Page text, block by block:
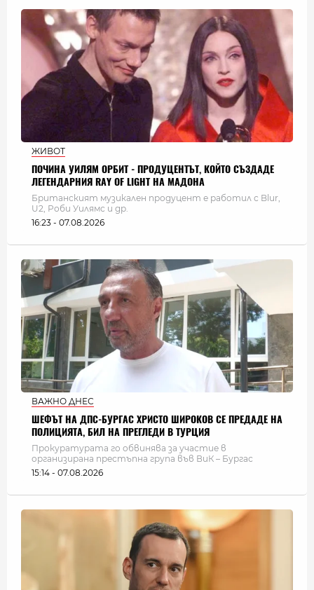
ЖИВОТ
ПОЧИНА УИЛЯМ ОРБИТ - ПРОДУЦЕНТЪТ, КОЙТО СЪЗДАДЕ
ЛЕГЕНДАРНИЯ RAY OF LIGHT НА МАДОНА
Британският музикален продуцент е работил с Blur,
U2, Роби Уилямс и др.
16:23 - 07.08.2026
ВАЖНО ДНЕС
ШЕФЪТ НА ДПС-БУРГАС ХРИСТО ШИРОКОВ СЕ ПРЕДАДЕ НА
ПОЛИЦИЯТА, БИЛ НА ПРЕГЛЕДИ В ТУРЦИЯ
Прокуратурата го обвинява за участие в
организирана престъпна група във ВиК – Бургас
15:14 - 07.08.2026